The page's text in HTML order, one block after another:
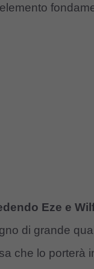
Eze e
di grande
che lo porterà